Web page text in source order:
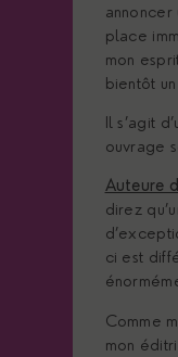
place
mon
bientôt
Il s’agit
ouvrage
Auteure
direz
ci est
Comme
mon